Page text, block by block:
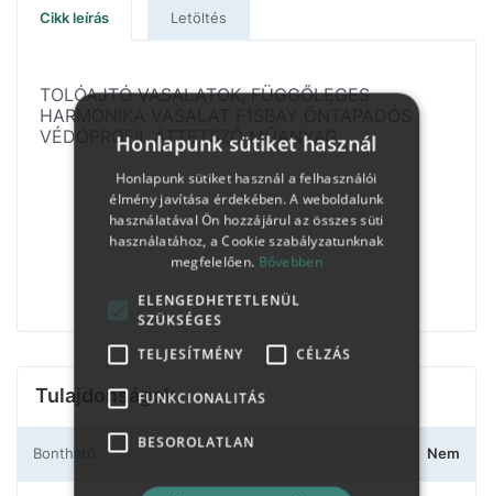
Cikk leírás Letöltés
TOLÓAJTÓ VASALATOK, FÜGGŐLEGES
HARMÓNIKA VASALAT F1SBAY ÖNTAPADÓS
VÉDŐPROFIL ÁTTETSZŐ MŰANYAG
Tulajdonságok
Bontható Nem
Honlapunk sütiket használ
Honlapunk sütiket használ a felhasználói
élmény javítása érdekében. A weboldalunk
használatával Ön hozzájárul az összes süti
használatához, a Cookie szabályzatunknak
megfelelően. Bővebben
ELENGEDHETETLENÜL
SZÜKSÉGES
TELJESÍTMÉNY
CÉLZÁS
FUNKCIONALITÁS
BESOROLATLAN